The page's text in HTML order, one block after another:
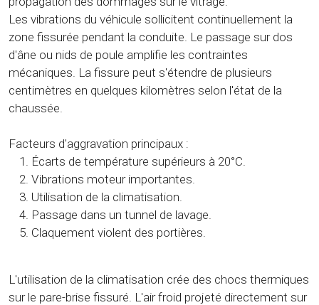
Les vibrations du véhicule sollicitent continuellement la
zone fissurée pendant la conduite. Le passage sur dos
d'âne ou nids de poule amplifie les contraintes
mécaniques. La fissure peut s'étendre de plusieurs
centimètres en quelques kilomètres selon l'état de la
chaussée.
Facteurs d'aggravation principaux :
Écarts de température supérieurs à 20°C.
Vibrations moteur importantes.
Utilisation de la climatisation.
Passage dans un tunnel de lavage.
Claquement violent des portières.
L'utilisation de la climatisation crée des chocs thermiques
sur le pare-brise fissuré. L'air froid projeté directement sur